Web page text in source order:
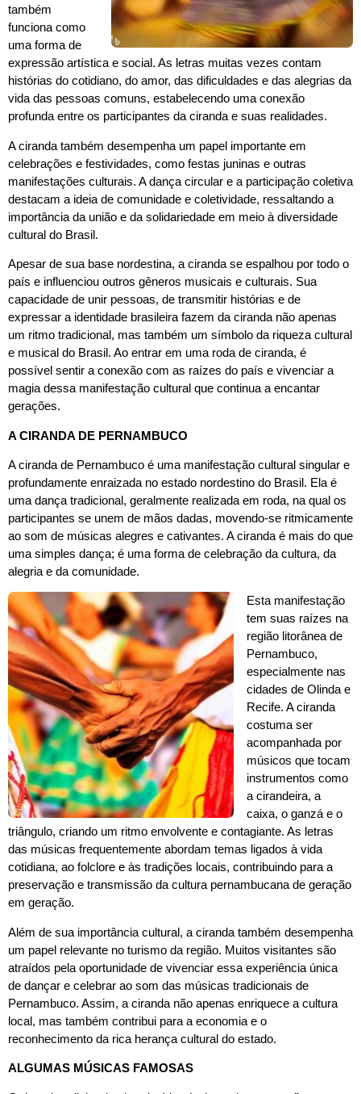
também
funciona como
uma forma de
expressão artística e social. As letras muitas vezes contam
histórias do cotidiano, do amor, das dificuldades e das alegrias da
vida das pessoas comuns, estabelecendo uma conexão
profunda entre os participantes da ciranda e suas realidades.
A ciranda também desempenha um papel importante em
celebrações e festividades, como festas juninas e outras
manifestações culturais. A dança circular e a participação coletiva
destacam a ideia de comunidade e coletividade, ressaltando a
importância da união e da solidariedade em meio à diversidade
cultural do Brasil.
Apesar de sua base nordestina, a ciranda se espalhou por todo o
país e influenciou outros gêneros musicais e culturais. Sua
capacidade de unir pessoas, de transmitir histórias e de
expressar a identidade brasileira fazem da ciranda não apenas
um ritmo tradicional, mas também um símbolo da riqueza cultural
e musical do Brasil. Ao entrar em uma roda de ciranda, é
possível sentir a conexão com as raízes do país e vivenciar a
magia dessa manifestação cultural que continua a encantar
gerações.
A CIRANDA DE PERNAMBUCO
A ciranda de Pernambuco é uma manifestação cultural singular e
profundamente enraizada no estado nordestino do Brasil. Ela é
uma dança tradicional, geralmente realizada em roda, na qual os
participantes se unem de mãos dadas, movendo-se ritmicamente
ao som de músicas alegres e cativantes. A ciranda é mais do que
uma simples dança; é uma forma de celebração da cultura, da
alegria e da comunidade.
Esta manifestação
tem suas raízes na
região litorânea de
Pernambuco,
especialmente nas
cidades de Olinda e
Recife. A ciranda
costuma ser
acompanhada por
músicos que tocam
instrumentos como
a cirandeira, a
caixa, o ganzá e o
triângulo, criando um ritmo envolvente e contagiante. As letras
das músicas frequentemente abordam temas ligados à vida
cotidiana, ao folclore e às tradições locais, contribuindo para a
preservação e transmissão da cultura pernambucana de geração
em geração.
Além de sua importância cultural, a ciranda também desempenha
um papel relevante no turismo da região. Muitos visitantes são
atraídos pela oportunidade de vivenciar essa experiência única
de dançar e celebrar ao som das músicas tradicionais de
Pernambuco. Assim, a ciranda não apenas enriquece a cultura
local, mas também contribui para a economia e o
reconhecimento da rica herança cultural do estado.
ALGUMAS MÚSICAS FAMOSAS